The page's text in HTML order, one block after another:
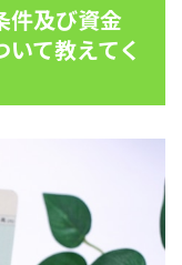
件及び資金
て教えてく